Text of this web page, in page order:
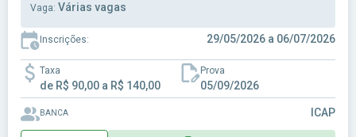
Vaga: Várias vagas
Inscrições: 29/05/2026 a 06/07/2026
Taxa
de R$ 90,00 a R$ 140,00
Prova
05/09/2026
BANCA ICAP